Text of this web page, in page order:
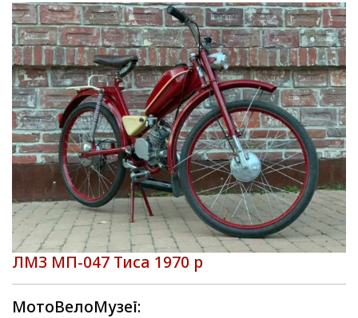
ЛМЗ МП-047 Тиса 1970 р
МотоВелоМузеї: